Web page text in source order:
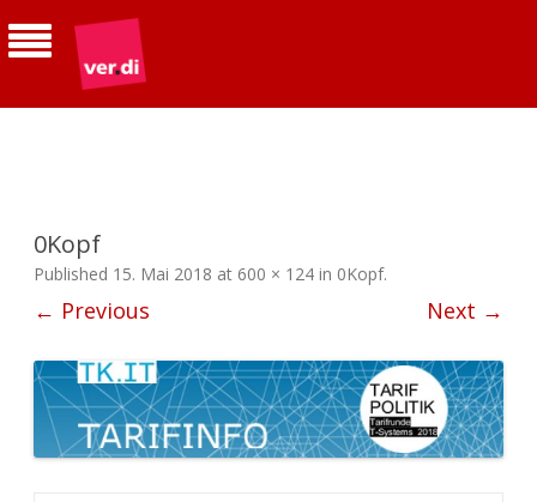
0Kopf
Published 15. Mai 2018 at 600 × 124 in 0Kopf.
← Previous Next →